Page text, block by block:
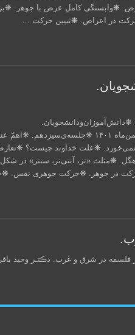
❋وابستگی کامل عرض با جوهر.
در اعراض. ❋تبیین حرکت …
❋استادپاسخگو:دکترباقر‌پورکاشانی. ❋تاریخ:بیستم‌بهمن‌ماه ۱۴۰۱
❋علت خداوند چیست؟
هگل. ❋مثلث «تز، آنتی‌تز، سنتز» در
در جوهر. ❋حرکت جوهری نفس.
در شرق و غرب. دڪتـر‌ وحید